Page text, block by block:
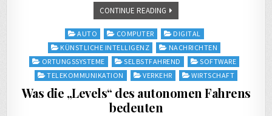
CONTINUE READING
Posted
in
AUTO COMPUTER
DIGITAL
KÜNSTLICHE INTELLIGENZ
NACHRICHTEN
ORTUNGSSYSTEME
SELBSTFAHREND
SOFTWARE
TELEKOMMUNIKATION
VERKEHR WIRTSCHAFT
Was die „Levels“ des autonomen Fahrens
bedeuten